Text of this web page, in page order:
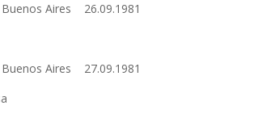
26.09.1981
27.09.1981